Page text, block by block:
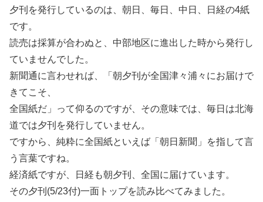
夕刊を発行しているのは、朝日、毎日、中日、日経の4紙
です。
読売は採算が合わぬと、中部地区に進出した時から発行し
ていませんでした。
新聞通に言わせれば、「朝夕刊が全国津々浦々にお届けで
きてこそ、
全国紙だ」って仰るのですが、その意味では、毎日は北海
道では夕刊を発行していません。
ですから、純粋に全国紙といえば「朝日新聞」を指して言
う言葉ですね。
経済紙ですが、日経も朝夕刊、全国に届けています。
その夕刊(5/23付)一面トップを読み比べてみました。